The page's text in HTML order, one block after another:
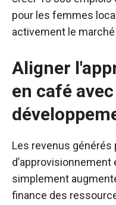
pour les femmes
activement le
Aligner
en café
Les revenus générés
simplement
finance des